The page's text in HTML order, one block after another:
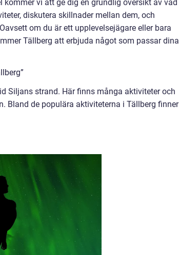
vi att ge dig en grundlig översikt av vad
diskutera skillnader mellan dem, och
om du är ett upplevelsejägare eller bara
Tällberg att erbjuda något som passar dina
Siljans strand. Här finns många aktiviteter och
Bland de populära aktiviteterna i Tällberg finner